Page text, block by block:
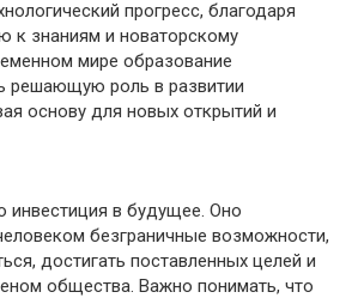
прогресс, благодаря
к знаниям и новаторскому
мире образование
решающую роль в развитии
основу для новых открытий и
инвестиция в будущее. Оно
безграничные возможности,
достигать поставленных целей и
общества. Важно понимать, что